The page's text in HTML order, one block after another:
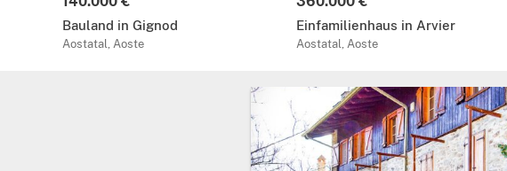
Bauland in Gignod
Aostatal, Aoste
Einfamilienhaus in Arvier
Aostatal, Aoste